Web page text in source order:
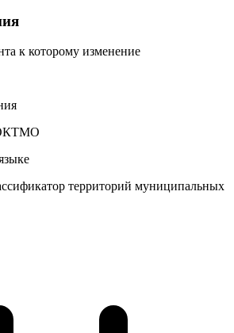
к которому изменение
ОКТМО
территорий муниципальных